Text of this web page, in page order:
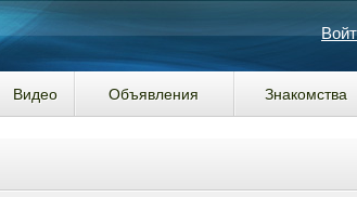
Видео Объявления Знакомства